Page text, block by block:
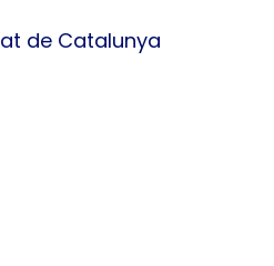
de Catalunya